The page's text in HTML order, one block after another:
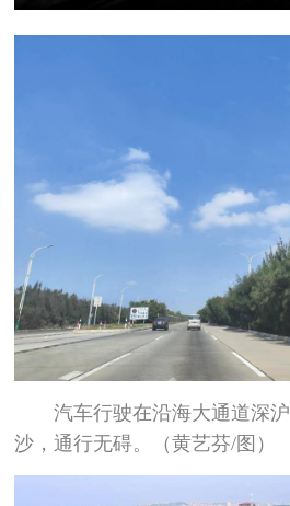
汽车行驶在沿海大通道深
沙，通行无碍。（黄艺芬/图）